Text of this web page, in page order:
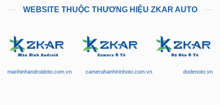
WEBSITE THUỘC THƯƠNG HIỆU ZKAR AUTO
manhinhandroidoto.com.vn camerahanhtrinhoto.com.vn dodenoto.vn